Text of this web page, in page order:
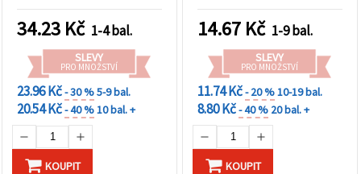
34.23 Kč 1-4 bal.
SLEVY
PRO MNOŽSTVÍ
23.96 Kč- 30 %5-9 bal.
20.54 Kč- 40 %10 bal. +
KOUPIT
14.67 Kč 1-9 bal.
SLEVY
PRO MNOŽSTVÍ
11.74 Kč- 20 %10-19 bal.
8.80 Kč- 40 % 20 bal. +
KOUPIT